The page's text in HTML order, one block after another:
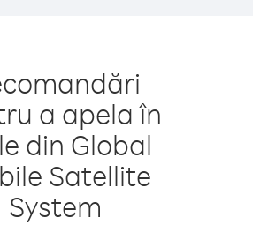
a apela în
din Global
Satellite
System